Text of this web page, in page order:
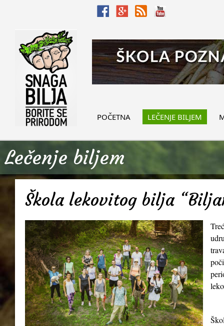
POČETNA LEČENJE BILJEM
Lečenje biljem
Škola lekovitog bilja